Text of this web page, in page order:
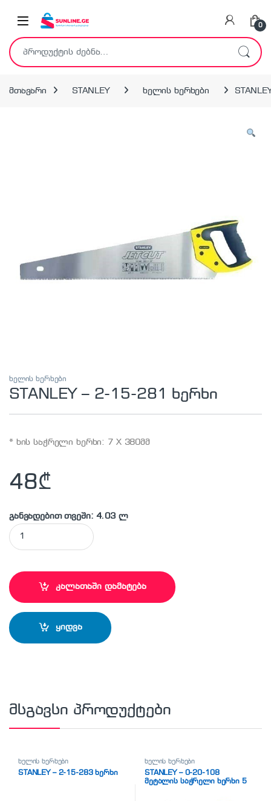
0
ძებნა:
მთავარი STANLEY ხელის ხერხები
ხელის ხერხები
STANLEY – 2-15-281 ხერხი
* ხის საჭრელი ხერხი: 7 X 380მმ
48₾
განვადებით თვეში: 4.03 ლ
STANLEY - 2-15-281 ხერხი quantity
კალათაში დამატება
ყიდვა
მსგავსი პროდუქტები
ხელის ხერხები
STANLEY – 2-15-283 ხერხი
ხელის ხერხები
STANLEY – 0-20-108
მეტალის საჭრელი ხერხი 5